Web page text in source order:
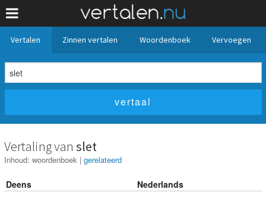
Vertalen Zinnen vertalen Woordenboek Vervoegen
Vertaling van slet
Inhoud: woordenboek | gerelateerd
Deens
Nederlands